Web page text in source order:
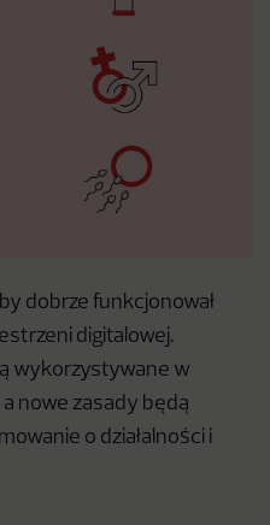
dobrze funkcjonował
digitalowej.
wykorzystywane w
nowe zasady będą
o działalności i